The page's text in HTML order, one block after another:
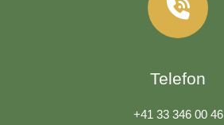
Telefon
+41 33 346 00 46